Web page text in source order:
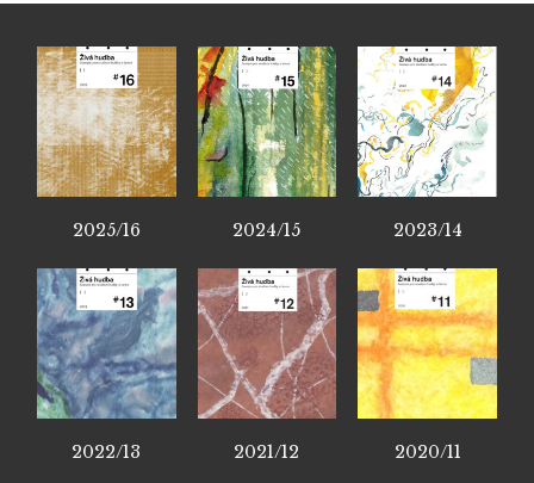
2025/16 2024/15 2023/14
2022/13 2021/12 2020/11